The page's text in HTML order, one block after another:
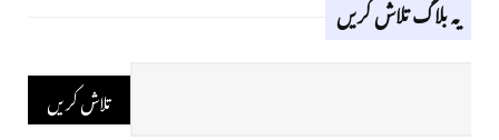
یہ بلاگ تلاش کریں